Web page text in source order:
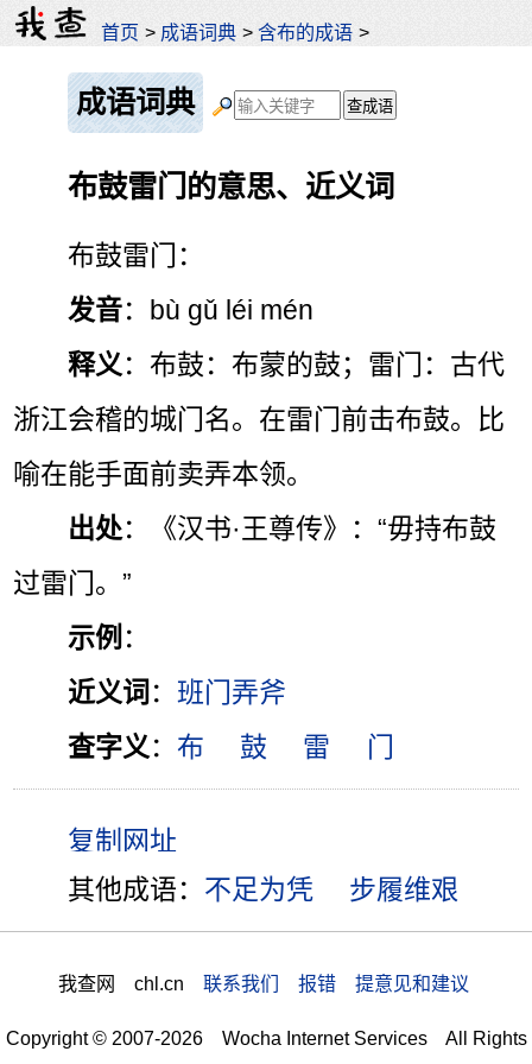
首页 > 成语词典 >含布的成语 >
成语词典
布鼓雷门的意思、近义词
布鼓雷门：
发音：bù gǔ léi mén
释义 ：布鼓：布蒙的鼓；雷门：古代
浙江会稽的城门名。在雷门前击布鼓。比
喻在能手面前卖弄本领。
出处：《汉书·王尊传》：“毋持布鼓
过雷门。”
示例 ：
近义词 ： 班门弄斧
查字义 ： 布 鼓 雷 门
其他成语： 不足为凭 步履维艰
我查网 chl.cn 联系我们 报错 提意见和建议
Copyright © 2007-2026 Wocha Internet Services All Rights